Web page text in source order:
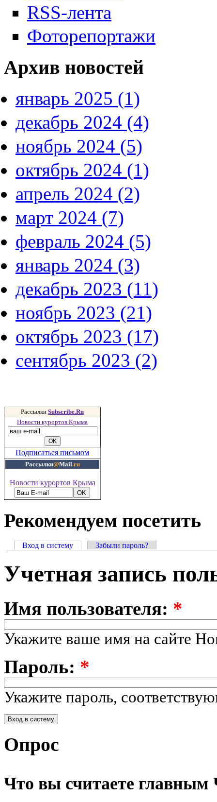
RSS-лента
Фоторепортажи
Архив новостей
январь 2025 (1)
декабрь 2024 (4)
ноябрь 2024 (5)
октябрь 2024 (1)
апрель 2024 (2)
март 2024 (7)
февраль 2024 (5)
январь 2024 (3)
декабрь 2023 (11)
ноябрь 2023 (21)
октябрь 2023 (17)
сентябрь 2023 (2)
Рассылки Subscribe.Ru
Новости курортов Крыма
Подписаться письмом
Рассылки@Mail.ru
Новости курортов Крыма
Рекомендуем посетить
Вход в систему Забыли пароль?
Учетная запись
Имя пользователя: *
Укажите ваше имя на сайте
Пароль: *
Укажите пароль,
Опрос
Что вы считаете